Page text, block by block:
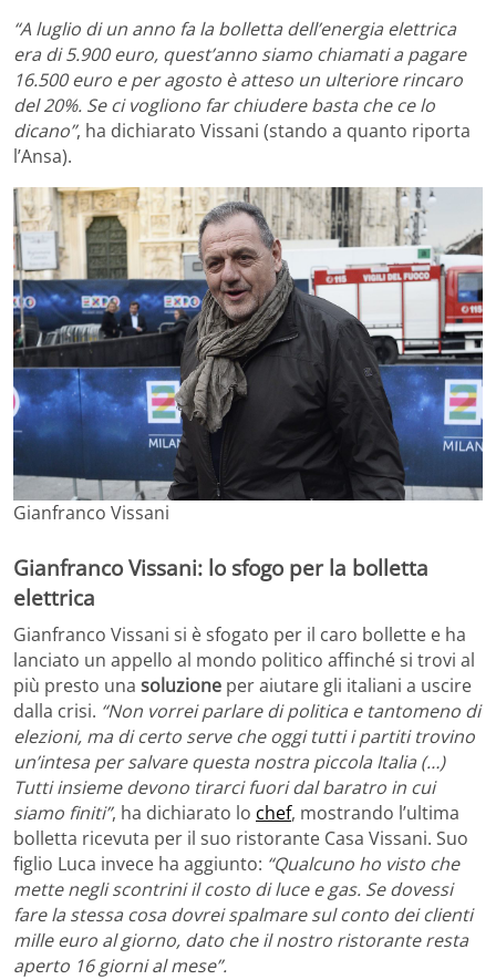
“A luglio di un anno fa la bolletta dell’energia elettrica
era di 5.900 euro, quest’anno siamo chiamati a pagare
16.500 euro e per agosto è atteso un ulteriore rincaro
del 20%. Se ci vogliono far chiudere basta che ce lo
dicano”, ha dichiarato Vissani (stando a quanto riporta
l’Ansa).
Gianfranco Vissani
Gianfranco Vissani: lo sfogo per la bolletta
elettrica
Gianfranco Vissani si è sfogato per il caro bollette e ha
lanciato un appello al mondo politico affinché si trovi al
più presto una soluzione per aiutare gli italiani a uscire
dalla crisi. “Non vorrei parlare di politica e tantomeno di
elezioni, ma di certo serve che oggi tutti i partiti trovino
un’intesa per salvare questa nostra piccola Italia (…)
Tutti insieme devono tirarci fuori dal baratro in cui
siamo finiti”, ha dichiarato lo chef, mostrando l’ultima
bolletta ricevuta per il suo ristorante Casa Vissani. Suo
figlio Luca invece ha aggiunto: “Qualcuno ho visto che
mette negli scontrini il costo di luce e gas. Se dovessi
fare la stessa cosa dovrei spalmare sul conto dei clienti
mille euro al giorno, dato che il nostro ristorante resta
aperto 16 giorni al mese”.